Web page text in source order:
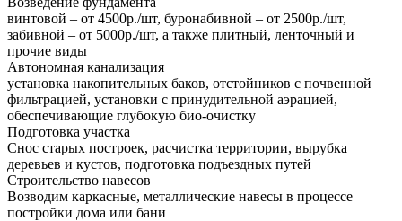
винтовой – от 4500р./шт, буронабивной – от 2500р./шт,
забивной – от 5000р./шт, а также плитный, ленточный и
прочие виды
Автономная канализация
установка накопительных баков, отстойников с почвенной
фильтрацией, установки с принудительной аэрацией,
обеспечивающие глубокую био-очистку
Подготовка участка
Снос старых построек, расчистка территории, вырубка
деревьев и кустов, подготовка подъездных путей
Строительство навесов
Возводим каркасные, металлические навесы в процессе
постройки дома или бани